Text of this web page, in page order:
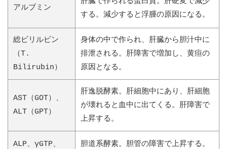
アルブミン
する。減少すると浮腫の原因になる。
総ビリルビン
（T.
Bilirubin）
身体の中で作られ、肝臓から胆汁中に
排泄される。肝障害で増加し、黄疸の
原因となる。
AST（GOT）、
ALT（GPT）
肝逸脱酵素。肝細胞中にあり、肝細胞
が壊れると血中に出てくる。肝障害で
上昇する。
ALP、γGTP、
胆道系酵素。胆管の障害で上昇する。